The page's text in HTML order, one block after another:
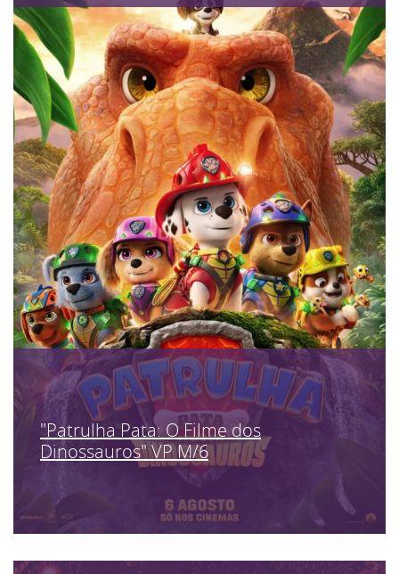
"Patrulha Pata: O Filme dos
Dinossauros" VP M/6